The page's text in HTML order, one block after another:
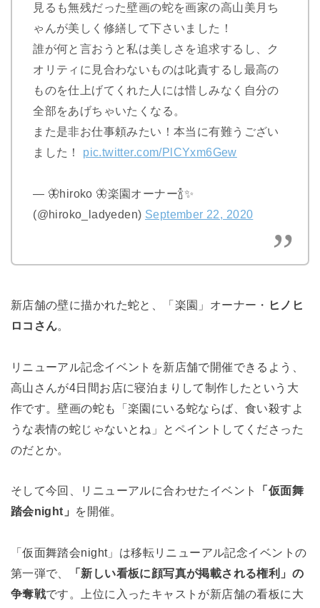
見るも無残だった壁画の蛇を画家の高山美月ち
ゃんが美しく修繕して下さいました！
誰が何と言おうと私は美しさを追求するし、ク
オリティに見合わないものは叱責するし最高の
ものを仕上げてくれた人には惜しみなく自分の
全部をあげちゃいたくなる。
また是非お仕事頼みたい！本当に有難うござい
ました！ pic.twitter.com/PlCYxm6Gew
— 🦋hiroko 🦋楽園オーナー🍾✨
(@hiroko_ladyeden) September 22, 2020
新店舗の壁に描かれた蛇と、「楽園」オーナー・ ヒノヒ
ロコさん。
リニューアル記念イベントを新店舗で開催できるよう、
高山さんが4日間お店に寝泊まりして制作したという大
作です。壁画の蛇も「楽園にいる蛇ならば、食い殺すよ
うな表情の蛇じゃないとね」とペイントしてくださった
のだとか。
そして今回、リニューアルに合わせたイベント
「仮面舞
踏会night」
を開催。
「仮面舞踏会night」は移転リニューアル記念イベントの
第一弾で、
「新しい看板に顔写真が掲載される権利」の
争奪戦です。上位に入ったキャストが新店舗の看板に大